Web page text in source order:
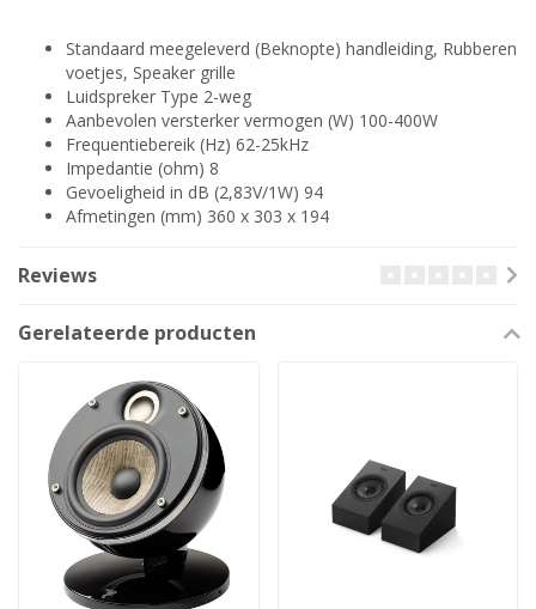
Standaard meegeleverd (Beknopte) handleiding, Rubberen
voetjes, Speaker grille
Luidspreker Type 2-weg
Aanbevolen versterker vermogen (W) 100-400W
Frequentiebereik (Hz) 62-25kHz
Impedantie (ohm) 8
Gevoeligheid in dB (2,83V/1W) 94
Afmetingen (mm) 360 x 303 x 194
Reviews
Gerelateerde producten